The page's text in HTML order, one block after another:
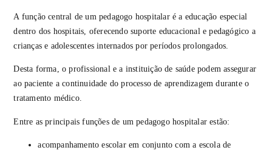
A função central de um pedagogo hospitalar é a educação especial
dentro dos hospitais, oferecendo suporte educacional e pedagógico a
crianças e adolescentes internados por períodos prolongados.
Desta forma, o profissional e a instituição de saúde podem assegurar
ao paciente a continuidade do processo de aprendizagem durante o
tratamento médico.
Entre as principais funções de um pedagogo hospitalar estão:
acompanhamento escolar em conjunto com a escola de